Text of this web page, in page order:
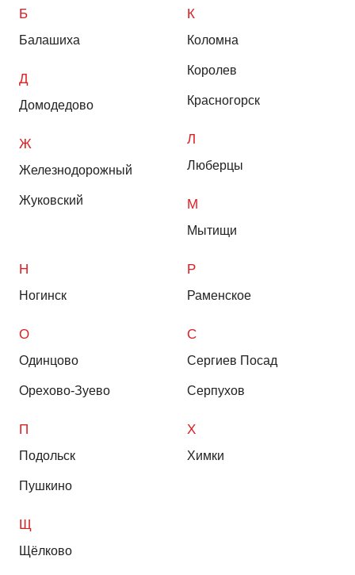
Б
Балашиха
Д
Домодедово
Ж
Железнодорожный
Жуковский
К
Коломна
Королев
Красногорск
Л
Люберцы
М
Мытищи
Н
Ногинск
О
Одинцово
Орехово-Зуево
П
Подольск
Пушкино
Р
Раменское
С
Сергиев Посад
Серпухов
Х
Химки
Щ
Щёлково